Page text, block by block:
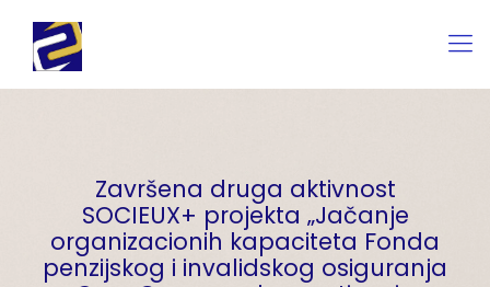
Završena druga aktivnost
SOCIEUX+ projekta „Jačanje
organizacionih kapaciteta Fonda
penzijskog i invalidskog osiguranja